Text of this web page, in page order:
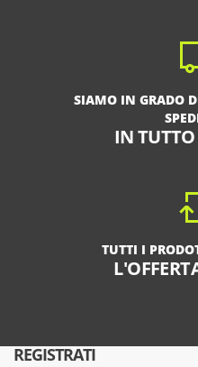
SIAMO IN GRADO
IN
TUTTI I
REGISTRATI